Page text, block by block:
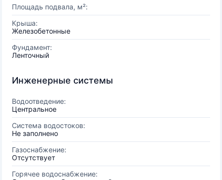
Площадь подвала, м²:
Крыша:
Железобетонные
Фундамент:
Ленточный
Инженерные системы
Водоотведение:
Центральное
Система водостоков:
Не заполнено
Газоснабжение:
Отсутствует
Горячее водоснабжение: